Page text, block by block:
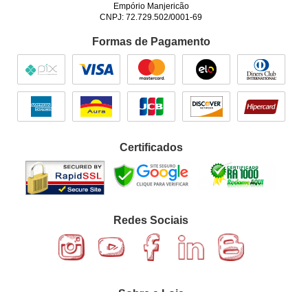
Empório Manjericão
CNPJ: 72.729.502/0001-69
Formas de Pagamento
Certificados
Redes Sociais